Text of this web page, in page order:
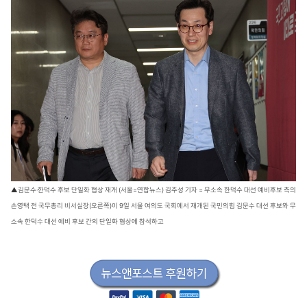
▲김문수·한덕수 후보 단일화 협상 재개 (서울=연합뉴스) 김주성 기자 = 무소속 한덕수 대선 예비후보 측의
손영택 전 국무총리 비서실장(오른쪽)이 9일 서울 여의도 국회에서 재개된 국민의힘 김문수 대선 후보와 무
소속 한덕수 대선 예비 후보 간의 단일화 협상에 참석하고